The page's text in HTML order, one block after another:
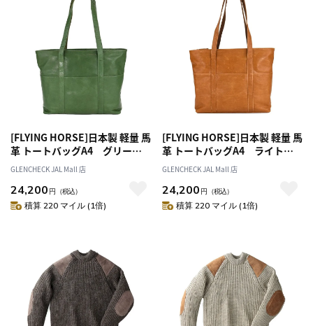
[FLYING HORSE]日本製 軽量 馬
革 トートバッグA4 グリーン
[オススメ対象]
GLENCHECK JAL Mall 店
24,200 円 （税込）
積算 220 マイル (1倍)
[FLYING HORSE]日本製 軽量 馬
革 トートバッグA4 ライトブ
ラウン[オススメ対象]
GLENCHECK JAL Mall 店
24,200 円 （税込）
積算 220 マイル (1倍)